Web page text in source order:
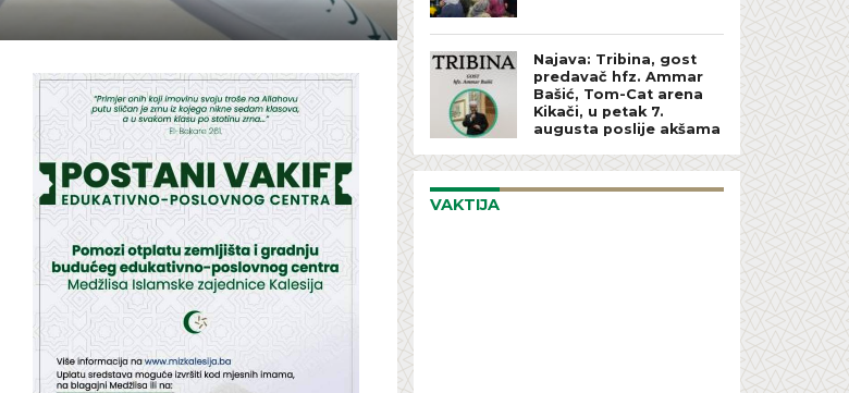
Najava: Tribina, gost
predavač hfz. Ammar
Bašić, Tom-Cat arena
Kikači, u petak 7.
augusta poslije akšama
VAKTIJA